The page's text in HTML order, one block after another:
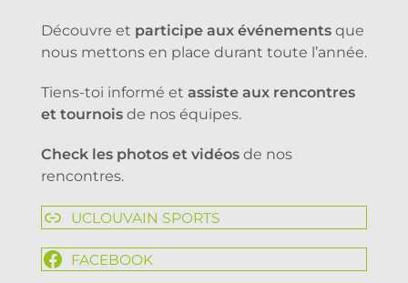
Découvre et participe aux événements que
nous mettons en place durant toute l’année.
Tiens-toi informé et assiste aux rencontres
et tournois de nos équipes.
Check les photos et vidéos de nos
rencontres.
UCLOUVAIN SPORTS
FACEBOOK